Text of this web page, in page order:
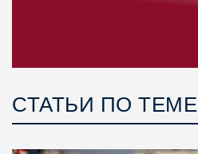
СТАТЬИ ПО ТЕМЕ